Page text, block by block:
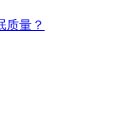
质量？